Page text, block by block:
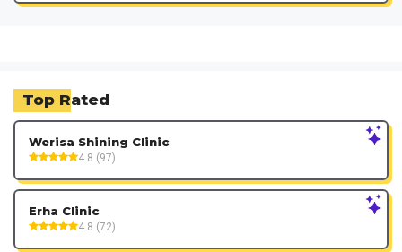
Top Rated
Werisa Shining Clinic
4.8 (97)
Erha Clinic
4.8 (72)